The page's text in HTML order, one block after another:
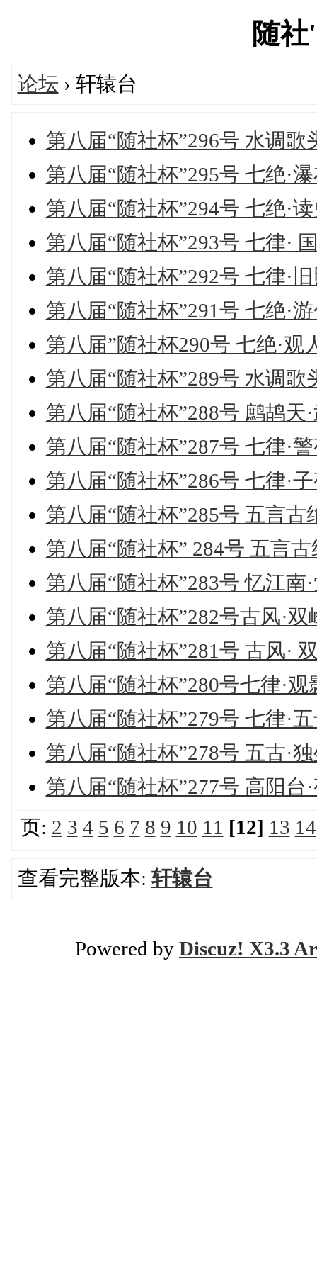
随
论坛 › 轩辕台
第八届“随社杯”296号 水调歌
第八届“随社杯”295号 七绝·
第八届“随社杯”294号 七绝·
第八届“随社杯”293号 七律·
第八届“随社杯”292号 七律·
第八届“随社杯”291号 七绝·
第八届”随社杯290号 七绝·观
第八届“随社杯”289号 水调歌
第八届“随社杯”288号 鹧鸪天
第八届“随社杯”287号 七律·
第八届“随社杯”286号 七律·
第八届“随社杯”285号 五言古
第八届“随社杯” 284号 五言古
第八届“随社杯”283号 忆江南
第八届“随社杯”282号古风·
第八届“随社杯”281号 古风·
第八届“随社杯”280号七律·
第八届“随社杯”279号 七律·
第八届“随社杯”278号 五古·
第八届“随社杯”277号 高阳台
页: 2 3 4 5 6 7 8 9 10 11 [12] 13 14
查看完整版本: 轩辕台
Powered by Discuz! X3.3